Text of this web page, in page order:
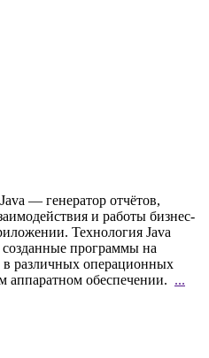
— генератор отчётов,
и работы бизнес-
Технология Java
созданные программы на
различных операционных
аппаратном обеспечении. ...